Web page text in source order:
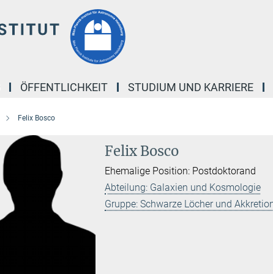
ÖFFENTLICHKEIT STUDIUM UND KARRIERE
Felix Bosco
Felix Bosco
Ehemalige Position: Postdoktorand
Abteilung: Galaxien und Kosmologie
Gruppe: Schwarze Löcher und